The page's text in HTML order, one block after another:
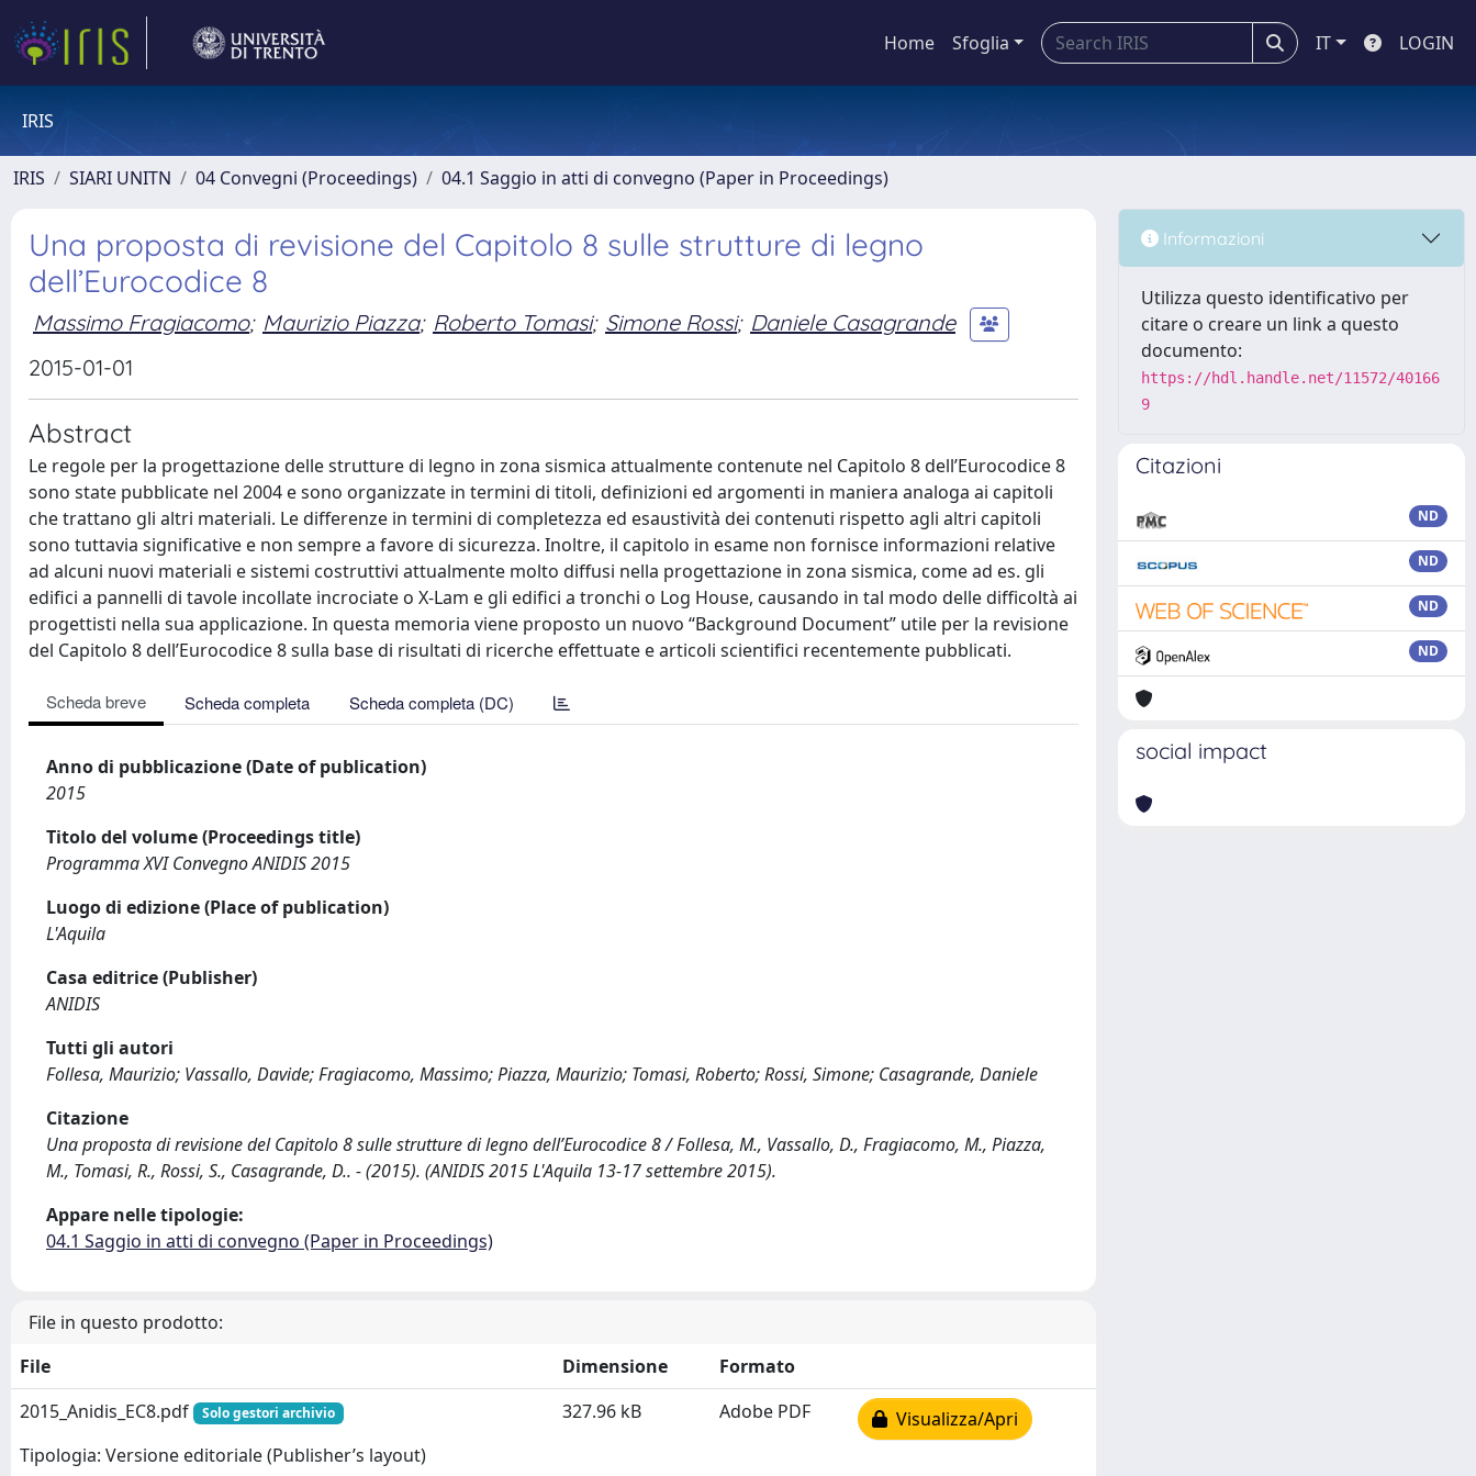
Home Sfoglia IT LOGIN
IRIS
IRIS SIARI UNITN 04 Convegni (Proceedings) 04.1 Saggio in atti di convegno (Paper in Proceedings)
Una proposta di revisione del Capitolo 8 sulle strutture di legno
dell’Eurocodice 8
Massimo Fragiacomo; Maurizio Piazza; Roberto Tomasi; Simone Rossi; Daniele Casagrande
2015-01-01
Abstract
Le regole per la progettazione delle strutture di legno in zona sismica attualmente contenute nel Capitolo 8 dell’Eurocodice 8
sono state pubblicate nel 2004 e sono organizzate in termini di titoli, definizioni ed argomenti in maniera analoga ai capitoli
che trattano gli altri materiali. Le differenze in termini di completezza ed esaustività dei contenuti rispetto agli altri capitoli
sono tuttavia significative e non sempre a favore di sicurezza. Inoltre, il capitolo in esame non fornisce informazioni relative
ad alcuni nuovi materiali e sistemi costruttivi attualmente molto diffusi nella progettazione in zona sismica, come ad es. gli
edifici a pannelli di tavole incollate incrociate o X-Lam e gli edifici a tronchi o Log House, causando in tal modo delle difficoltà ai
progettisti nella sua applicazione. In questa memoria viene proposto un nuovo “Background Document” utile per la revisione
del Capitolo 8 dell’Eurocodice 8 sulla base di risultati di ricerche effettuate e articoli scientifici recentemente pubblicati.
Scheda breve Scheda completa Scheda completa (DC)
Anno di pubblicazione (Date of publication)
2015
Titolo del volume (Proceedings title)
Programma XVI Convegno ANIDIS 2015
Luogo di edizione (Place of publication)
L'Aquila
Casa editrice (Publisher)
ANIDIS
Tutti gli autori
Follesa, Maurizio; Vassallo, Davide; Fragiacomo, Massimo; Piazza, Maurizio; Tomasi, Roberto; Rossi, Simone; Casagrande, Daniele
Citazione
Una proposta di revisione del Capitolo 8 sulle strutture di legno dell’Eurocodice 8 / Follesa, M., Vassallo, D., Fragiacomo, M., Piazza,
M., Tomasi, R., Rossi, S., Casagrande, D.. - (2015). (ANIDIS 2015 L'Aquila 13-17 settembre 2015).
Appare nelle tipologie:
04.1 Saggio in atti di convegno (Paper in Proceedings)
File in questo prodotto:
File
Dimensione
Formato
2015_Anidis_EC8.pdf
Solo gestori archivio
Tipologia: Versione editoriale (Publisher’s layout)
327.96 kB Adobe PDF Visualizza/Apri
Informazioni
Utilizza questo identificativo per
citare o creare un link a questo
documento:
https://hdl.handle.net/11572/40166
9
Citazioni
ND
ND
ND
ND
social impact